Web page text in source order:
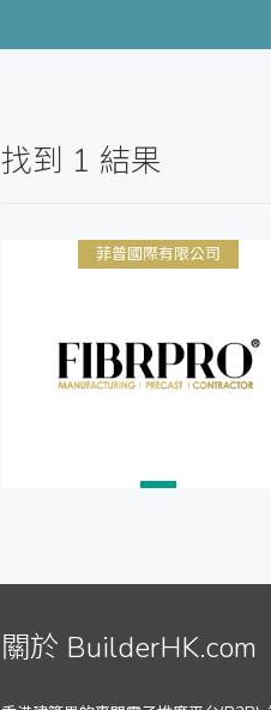
找到 1 結果
菲普國際有限公司
關於 BuilderHK.com